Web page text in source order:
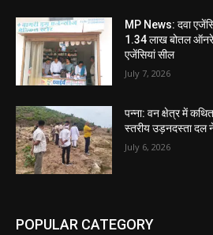
MP News: दवा
1.34 लाख बोतल
एजेंसियां सील
July 7, 2026
पन्ना: वन क्षेत्र में
स्तरीय उड़नदस्ता दल ने
July 6, 2026
POPULAR CATEGORY